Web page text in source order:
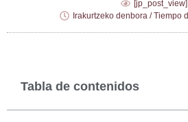
[jp_post_view]
Irakurtzeko denbora / Tiempo
Tabla de contenidos